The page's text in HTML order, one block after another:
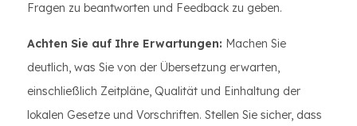
Fragen zu beantworten und Feedback zu geben.
Achten Sie auf Ihre Erwartungen: Machen Sie
deutlich, was Sie von der Übersetzung erwarten,
einschließlich Zeitpläne, Qualität und Einhaltung der
lokalen Gesetze und Vorschriften. Stellen Sie sicher, dass